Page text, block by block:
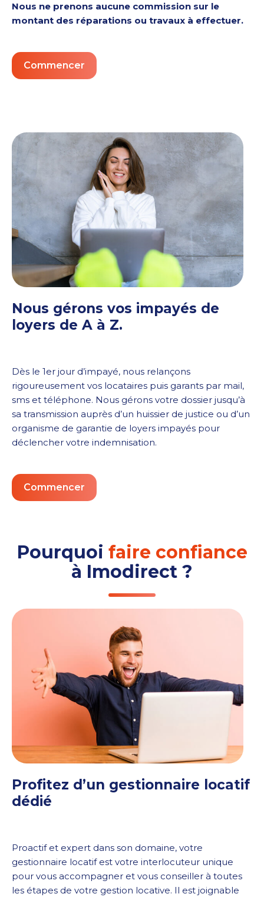
Nous ne prenons aucune commission sur le
montant des réparations ou travaux à effectuer.
Commencer
Nous gérons vos impayés de
loyers de A à Z.
Dès le 1er jour d’impayé, nous relançons
rigoureusement vos locataires puis garants par mail,
sms et téléphone. Nous gérons votre dossier jusqu’à
sa transmission auprès d’un huissier de justice ou d’un
organisme de garantie de loyers impayés pour
déclencher votre indemnisation.
Commencer
Pourquoi faire confiance
à Imodirect ?
Profitez d’un gestionnaire locatif
dédié
Proactif et expert dans son domaine, votre
gestionnaire locatif est votre interlocuteur unique
pour vous accompagner et vous conseiller à toutes
les étapes de votre gestion locative. Il est joignable